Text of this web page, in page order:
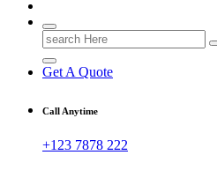
Search
for:
Get A Quote
Call Anytime
+123 7878 222